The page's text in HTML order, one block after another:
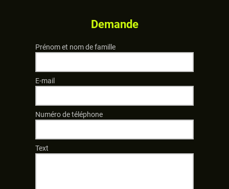
Demande
Prénom et nom de famille
E-mail
Numéro de téléphone
Text